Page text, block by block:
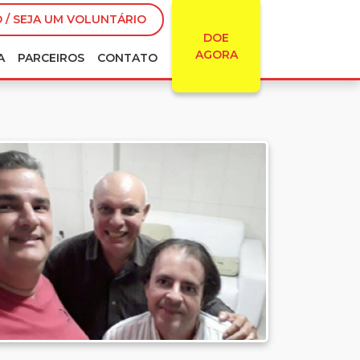
/ SEJA UM VOLUNTÁRIO
DOE
AGORA
PARCEIROS CONTATO